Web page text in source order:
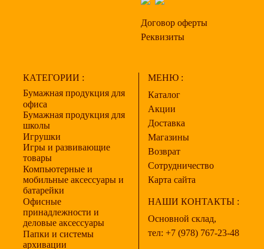
Договор оферты
Реквизиты
КАТЕГОРИИ :
Бумажная продукция для
офиса
Бумажная продукция для
школы
Игрушки
Игры и развивающие
товары
Компьютерные и
мобильные аксессуары и
батарейки
Офисные
принадлежности и
деловые аксессуары
Папки и системы
архивации
МЕНЮ :
Каталог
Акции
Доставка
Магазины
Возврат
Сотрудничество
Карта сайта
НАШИ КОНТАКТЫ :
Основной склад,
тел: +7 (978) 767-23-48